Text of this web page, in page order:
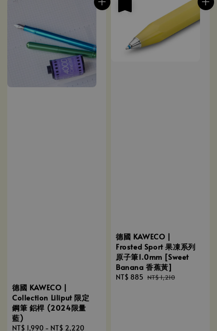
德國 KAWECO |
Collection Liliput 限定
鋼筆 鋁桿 (2024限量
藍)
Regular
NT$ 1,990 - NT$ 2,220
德國 KAWECO |
Frosted Sport 果凍系列
原子筆1.0mm [Sweet
Banana 香蕉黃]
Sale
NT$ 885 Regular
NT$ 1,210